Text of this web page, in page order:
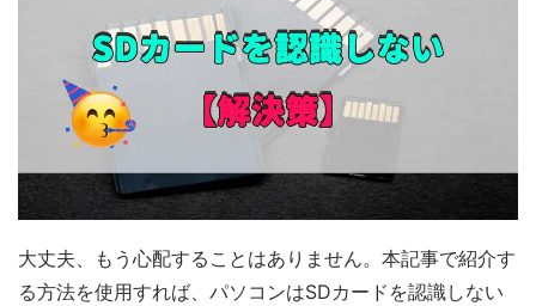
大丈夫、もう心配することはありません。本記事で紹介す
る方法を使用すれば、パソコンはSDカードを認識しない